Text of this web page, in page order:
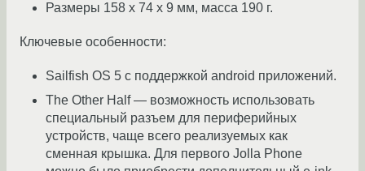
Размеры 158 x 74 x 9 мм, масса 190 г.
Ключевые особенности:
Sailfish OS 5 с поддержкой android приложений.
The Other Half — возможность использовать
специальный разъем для периферийных
устройств, чаще всего реализуемых как
сменная крышка. Для первого Jolla Phone